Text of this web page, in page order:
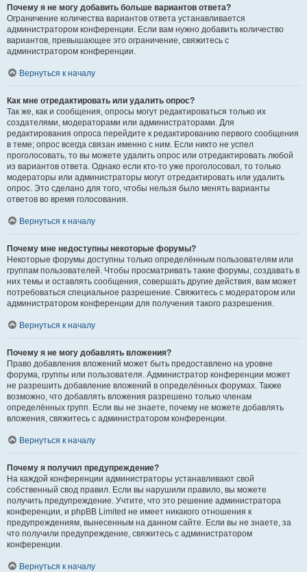
Почему я не могу добавить больше вариантов ответа?
Ограничение количества вариантов ответа устанавливается
администратором конференции. Если вам нужно добавить количество
вариантов, превышающее это ограничение, свяжитесь с
администратором конференции.
Вернуться к началу
Как мне отредактировать или удалить опрос?
Так же, как и сообщения, опросы могут редактироваться только их
создателями, модераторами или администраторами. Для
редактирования опроса перейдите к редактированию первого сообщения
в теме; опрос всегда связан именно с ним. Если никто не успел
проголосовать, то вы можете удалить опрос или отредактировать любой
из вариантов ответа. Однако если кто-то уже проголосовал, то только
модераторы или администраторы могут отредактировать или удалить
опрос. Это сделано для того, чтобы нельзя было менять варианты
ответов во время голосования.
Вернуться к началу
Почему мне недоступны некоторые форумы?
Некоторые форумы доступны только определённым пользователям или
группам пользователей. Чтобы просматривать такие форумы, создавать в
них темы и оставлять сообщения, совершать другие действия, вам может
потребоваться специальное разрешение. Свяжитесь с модератором или
администратором конференции для получения такого разрешения.
Вернуться к началу
Почему я не могу добавлять вложения?
Право добавления вложений может быть предоставлено на уровне
форума, группы или пользователя. Администратор конференции может
не разрешить добавление вложений в определённых форумах. Также
возможно, что добавлять вложения разрешено только членам
определённых групп. Если вы не знаете, почему не можете добавлять
вложения, свяжитесь с администратором конференции.
Вернуться к началу
Почему я получил предупреждение?
На каждой конференции администраторы устанавливают свой
собственный свод правил. Если вы нарушили правило, вы можете
получить предупреждение. Учтите, что это решение администратора
конференции, и phpBB Limited не имеет никакого отношения к
предупреждениям, вынесенным на данном сайте. Если вы не знаете, за
что получили предупреждение, свяжитесь с администратором
конференции.
Вернуться к началу